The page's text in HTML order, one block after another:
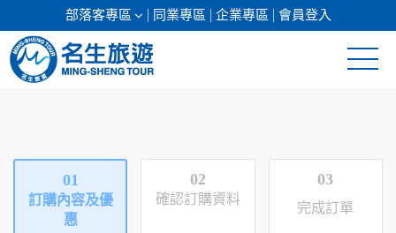
部落客專區 同業專區 企業專區 會員登入
日本專館
郵輪假期
01
訂購內容及優
惠
02
確認訂購資料
03
完成訂單